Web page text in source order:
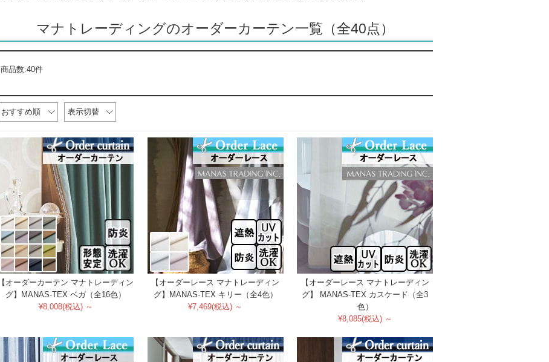
マナトレーディングのオーダーカーテン一覧（全40点）
商品数:40件
おすすめ順 表示切替
【オーダーカーテン マナトレーディン
グ】MANAS-TEX ベガ（全16色）
¥8,008(税込) ～
【オーダーレース マナトレーディン
グ】MANAS-TEX キリー（全4色）
¥7,469(税込) ～
【オーダーレース マナトレーディン
グ】 MANAS-TEX カスケード（全3
色）
¥8,085(税込) ～